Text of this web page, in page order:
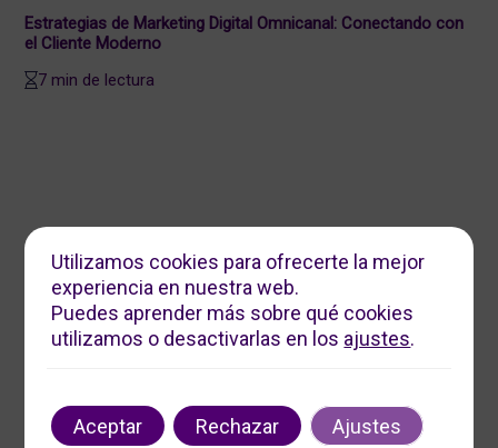
Estrategias de Marketing Digital Omnicanal: Conectando con
el Cliente Moderno
7 min de lectura
Servicios Digitales Maite
Ofrecemos soluciones digitales personalizadas para
impulsar tu negocio. Contáctanos para optimizar tu
Contacto
Utilizamos cookies para ofrecerte la mejor
experiencia en nuestra web.
Puedes aprender más sobre qué cookies
utilizamos o desactivarlas en los ajustes.
Aceptar Rechazar Ajustes